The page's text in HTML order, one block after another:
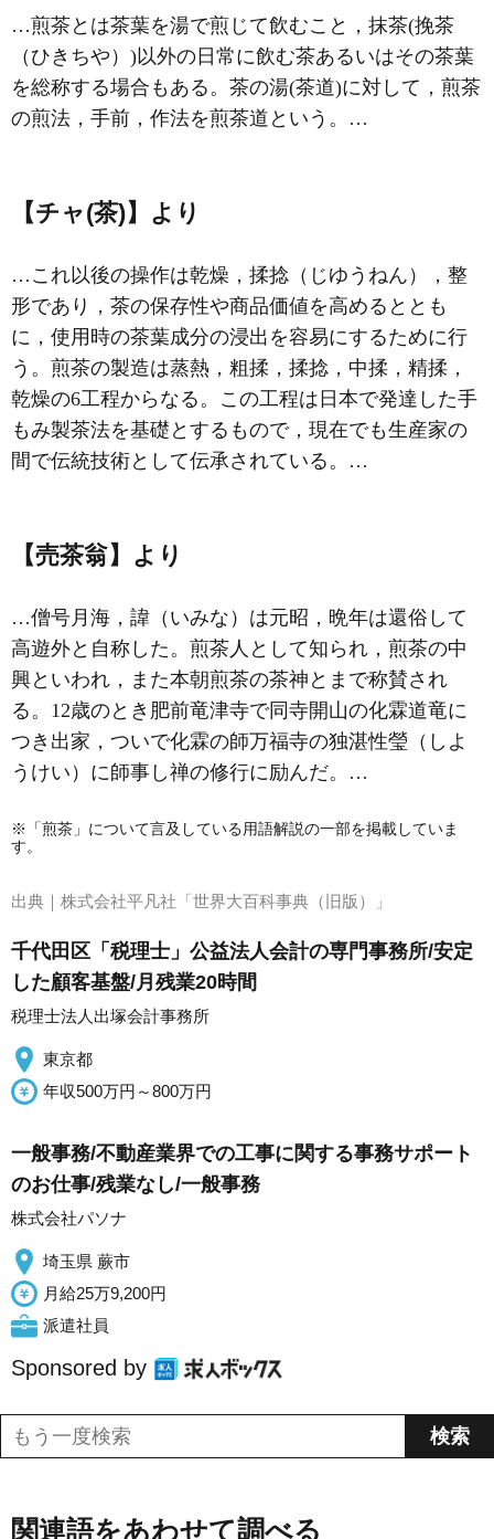
…煎茶とは茶葉を湯で煎じて飲むこと，抹茶(挽茶
（ひきちや）)以外の日常に飲む茶あるいはその茶葉
を総称する場合もある。茶の湯(茶道)に対して，煎茶
の煎法，手前，作法を煎茶道という。…
【チャ(茶)】より
…これ以後の操作は乾燥，揉捻（じゆうねん），整
形であり，茶の保存性や商品価値を高めるととも
に，使用時の茶葉成分の浸出を容易にするために行
う。煎茶の製造は蒸熱，粗揉，揉捻，中揉，精揉，
乾燥の6工程からなる。この工程は日本で発達した手
もみ製茶法を基礎とするもので，現在でも生産家の
間で伝統技術として伝承されている。…
【売茶翁】より
…僧号月海，諱（いみな）は元昭，晩年は還俗して
高遊外と自称した。煎茶人として知られ，煎茶の中
興といわれ，また本朝煎茶の茶神とまで称賛され
る。12歳のとき肥前竜津寺で同寺開山の化霖道竜に
つき出家，ついで化霖の師万福寺の独湛性瑩（しよ
うけい）に師事し禅の修行に励んだ。…
※「煎茶」について言及している用語解説の一部を掲載していま
す。
出典｜ 株式会社平凡社「世界大百科事典（旧版）」
千代田区「税理士」公益法人会計の専門事務所/安定
した顧客基盤/月残業20時間
税理士法人出塚会計事務所
東京都
年収500万円～800万円
一般事務/不動産業界での工事に関する事務サポート
のお仕事/残業なし/一般事務
株式会社パソナ
埼玉県 蕨市
月給25万9,200円
派遣社員
Sponsored by
関連語をあわせて調べる